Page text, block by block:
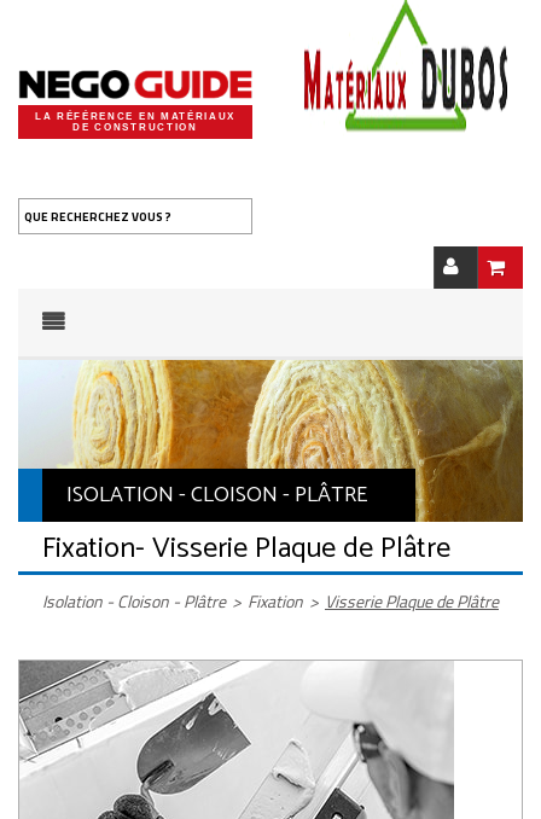
LA RÉFÉRENCE EN MATÉRIAUX
DE CONSTRUCTION
QUE RECHERCHEZ VOUS ?
ISOLATION - CLOISON - PLÂTRE
Fixation- Visserie Plaque de Plâtre
Isolation - Cloison - Plâtre > Fixation > Visserie Plaque de Plâtre